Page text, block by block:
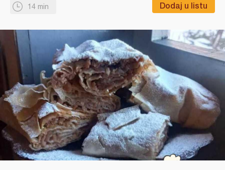
14 min Dodaj u listu